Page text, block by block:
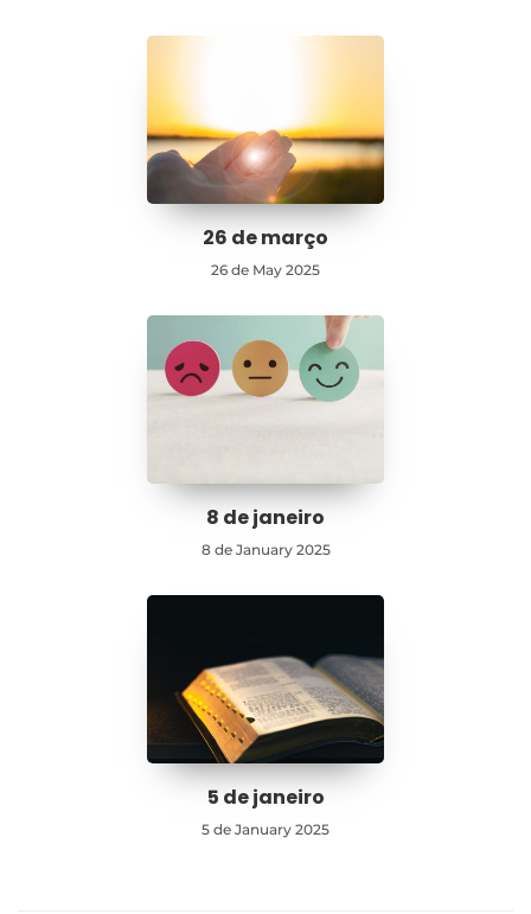
26 de março
26 de May 2025
8 de janeiro
8 de January 2025
5 de janeiro
5 de January 2025